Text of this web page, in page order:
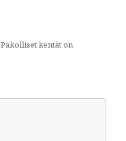
Pakolliset kentät on